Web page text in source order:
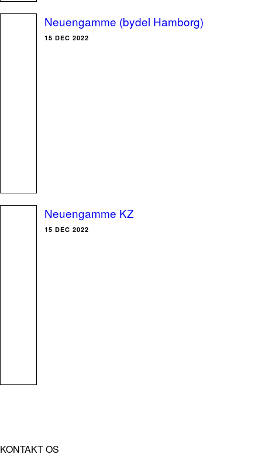
Neuengamme (bydel Hamborg)
15 DEC 2022
Neuengamme KZ
15 DEC 2022
KONTAKT OS